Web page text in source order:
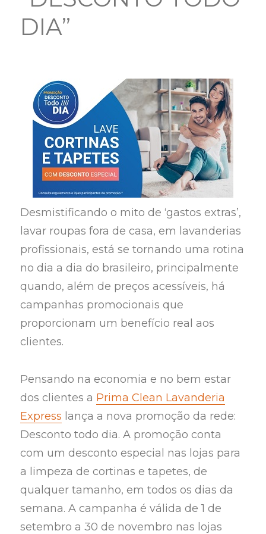
DIA”
Desmistificando o mito de ‘gastos extras’,
lavar roupas fora de casa, em lavanderias
profissionais, está se tornando uma rotina
no dia a dia do brasileiro, principalmente
quando, além de preços acessíveis, há
campanhas promocionais que
proporcionam um benefício real aos
clientes.
Pensando na economia e no bem estar
dos clientes a Prima Clean Lavanderia
Express lança a nova promoção da rede:
Desconto todo dia. A promoção conta
com um desconto especial nas lojas para
a limpeza de cortinas e tapetes, de
qualquer tamanho, em todos os dias da
semana. A campanha é válida de 1 de
setembro a 30 de novembro nas lojas